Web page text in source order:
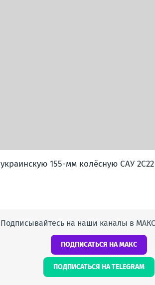
украинскую 155-мм колёсную САУ
Подписывайтесь на наши каналы в
ПОДПИСАТЬСЯ НА МАКС
ПОДПИСАТЬСЯ НА TELEGRAM